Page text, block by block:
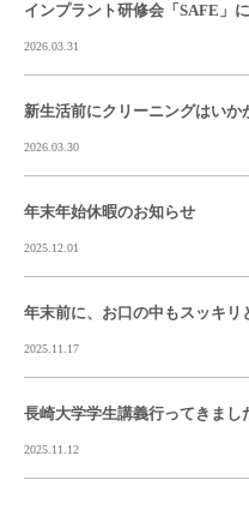
インプラント研修会「SAFE」
2026.03.31
新生活前にクリーニングはいか
2026.03.30
年末年始休暇のお知らせ
2025.12.01
年末前に、お口の中もスッキリ
2025.11.17
長崎大学学生講義行ってきまし
2025.11.12